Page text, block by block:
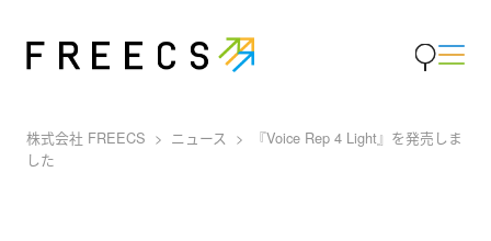
株式会社 FREECS ニュース
『Voice Rep 4 Light』を発売しま
した